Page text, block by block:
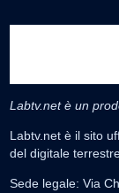
Labtv.net è un
Labtv.net è il sito
del digitale
Sede legale: Via